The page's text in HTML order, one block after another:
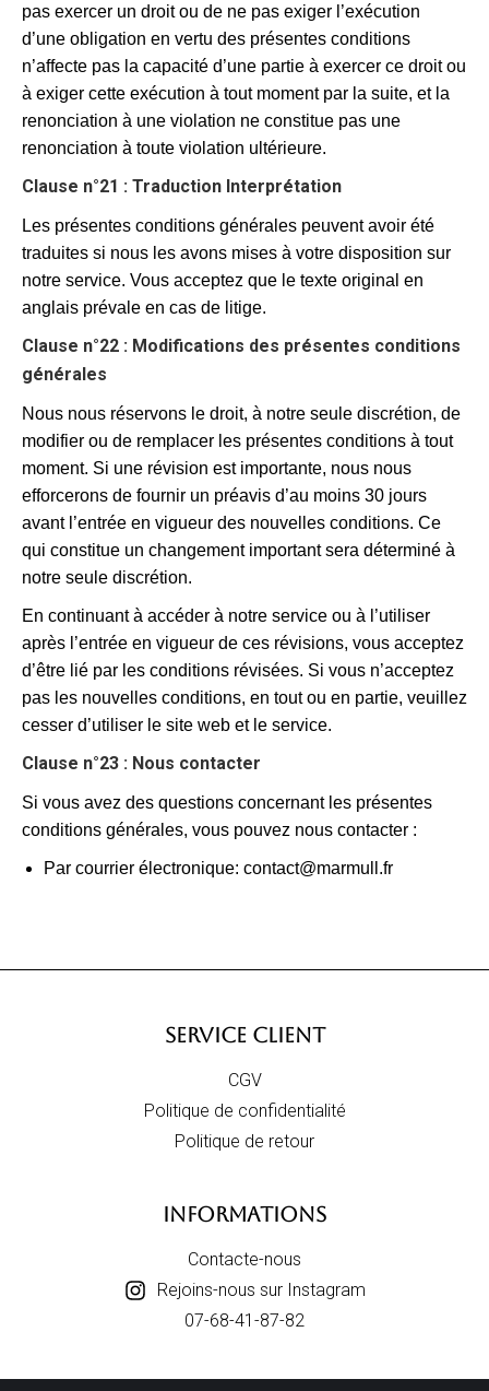
pas exercer un droit ou de ne pas exiger l’exécution
d’une obligation en vertu des présentes conditions
n’affecte pas la capacité d’une partie à exercer ce droit ou
à exiger cette exécution à tout moment par la suite, et la
renonciation à une violation ne constitue pas une
renonciation à toute violation ultérieure.
Clause n°21 : Traduction Interprétation
Les présentes conditions générales peuvent avoir été
traduites si nous les avons mises à votre disposition sur
notre service. Vous acceptez que le texte original en
anglais prévale en cas de litige.
Clause n°22 : Modifications des présentes conditions
générales
Nous nous réservons le droit, à notre seule discrétion, de
modifier ou de remplacer les présentes conditions à tout
moment. Si une révision est importante, nous nous
efforcerons de fournir un préavis d’au moins 30 jours
avant l’entrée en vigueur des nouvelles conditions. Ce
qui constitue un changement important sera déterminé à
notre seule discrétion.
En continuant à accéder à notre service ou à l’utiliser
après l’entrée en vigueur de ces révisions, vous acceptez
d’être lié par les conditions révisées. Si vous n’acceptez
pas les nouvelles conditions, en tout ou en partie, veuillez
cesser d’utiliser le site web et le service.
Clause n°23 : Nous contacter
Si vous avez des questions concernant les présentes
conditions générales, vous pouvez nous contacter :
Par courrier électronique: contact@marmull.fr
INFORMATIONS
Contacte-nous
Rejoins-nous sur Instagram
07-68-41-87-82
SERVICE CLIENT
CGV
Politique de confidentialité
Politique de retour